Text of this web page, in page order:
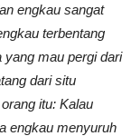
engkau sangat
terbentang
mau pergi dari
dari situ
itu: Kalau
engkau menyuruh